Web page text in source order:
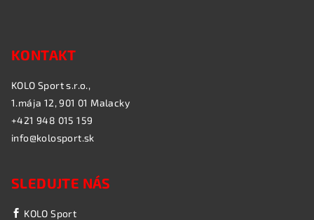
KONTAKT
KOLO Sport s.r.o.,
1.mája 12, 901 01 Malacky
+421 948 015 159
info@kolosport.sk
SLEDUJTE NÁS
KOLO Sport